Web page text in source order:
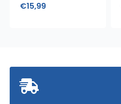
€15,99